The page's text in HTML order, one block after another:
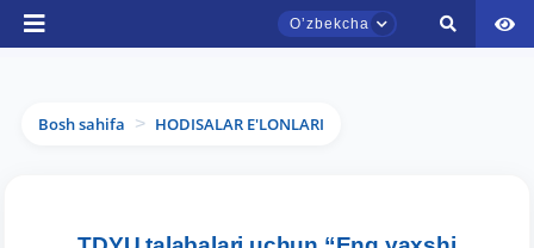
Oʼzbekcha
Bosh sahifa > HODISALAR E'LONLARI
TDYU qabul murojaatlari chati